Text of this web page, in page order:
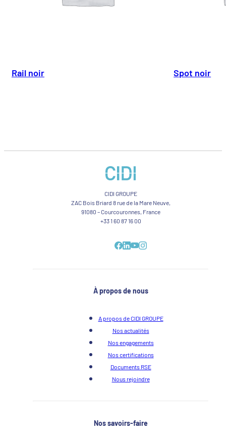
Rail noir Spot noir
CIDI GROUPE
ZAC Bois Briard 8 rue de la Mare Neuve,
91080 – Courcouronnes, France
+33 1 60 87 16 00
À propos de nous
A propos de CIDI GROUPE
Nos actualités
Nos engagements
Nos certifications
Documents RSE
Nous rejoindre
Nos savoirs-faire